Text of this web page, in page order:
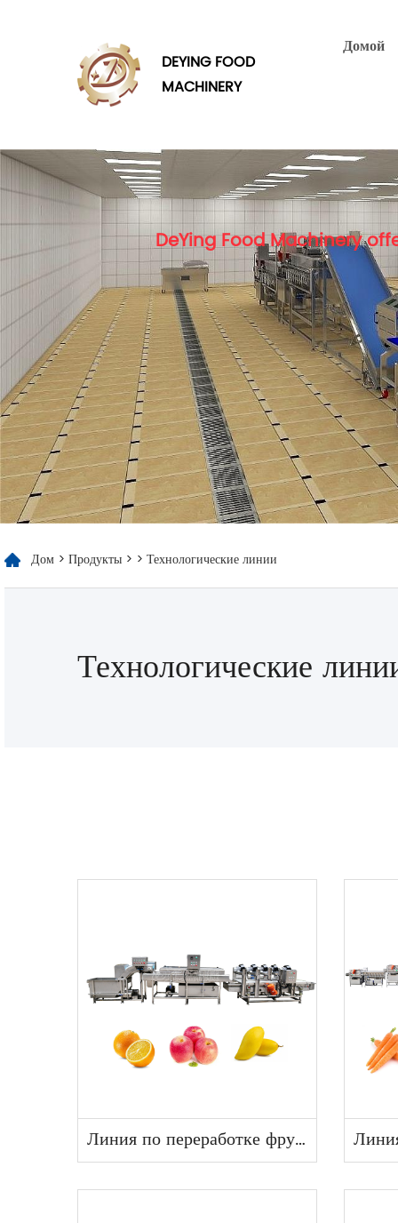
DEYING FOOD
MACHINERY
Домой
DeYing Food Machinery
Дом > Продукты > > Технологические линии
Технологические
Линия по переработке фруктов